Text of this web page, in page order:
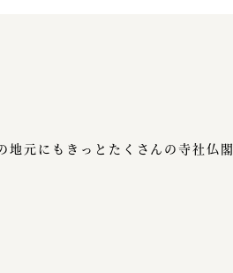
元にもきっとたくさんの寺社仏閣